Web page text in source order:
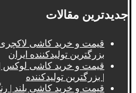
جدیدترین مقالات
قیمت و خرید کاشی
بزرگترین تولیدکننده ایران
| بزرگترین تولیدکننده
قیمت و خرید کاشی بلند |